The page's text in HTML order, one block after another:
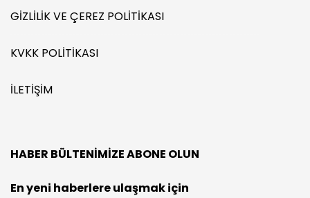
GIZLILIK VE ÇEREZ POLITIKASI
KVKK POLITIKASI
İLETIŞIM
HABER BÜLTENIMIZE ABONE OLUN
En yeni haberlere ulaşmak için